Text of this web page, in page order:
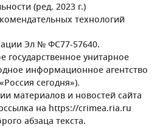
(ред. 2023 г.)
технологий
Эл № ФС77-57640.
государственное унитарное
информационное агентство
сегодня»).
материалов и новостей сайта
на https://crimea.ria.ru
абзаца текста.